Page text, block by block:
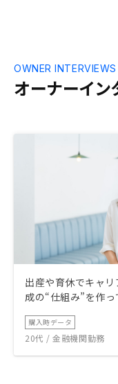
オーナーイン
OWNER INTERVIEWS
出産や育休でキャ
成の“仕組み”を作っ
購入時データ
20代 / 金融機関勤務